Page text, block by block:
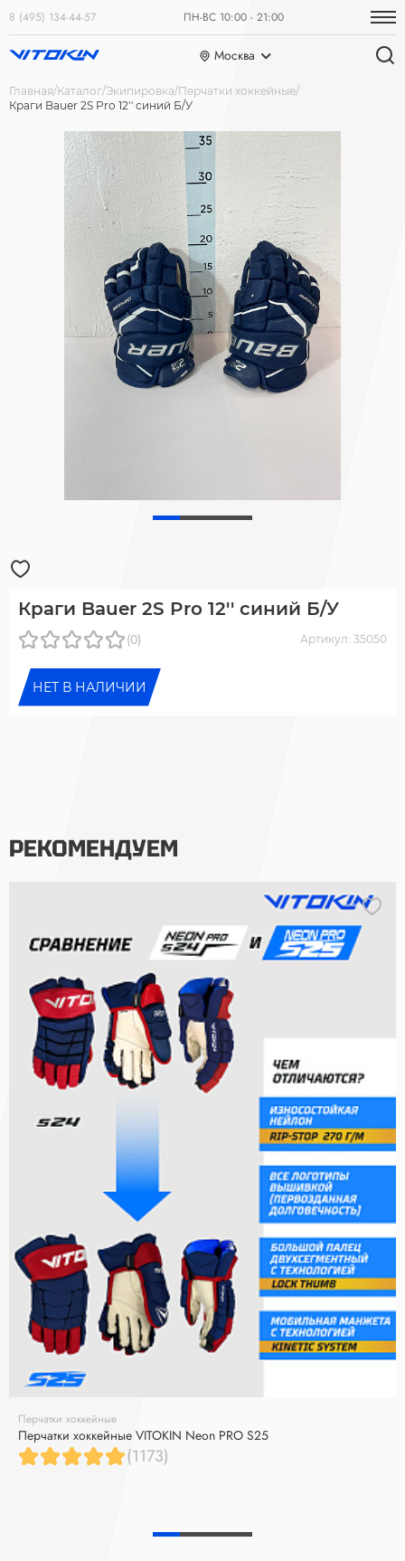
8 (495) 134-44-57 ПН-ВС 10:00 - 21:00
Москва
Главная Каталог Экипировка Перчатки хоккейные
Краги Bauer 2S Pro 12'' синий Б/У
Краги Bauer 2S Pro 12'' синий Б/У
(0) Артикул: 35050
НЕТ В НАЛИЧИИ
РЕКОМЕНДУЕМ
Перчатки хоккейные
Перчатки хоккейные VITOKIN Neon PRO S25
(1173)